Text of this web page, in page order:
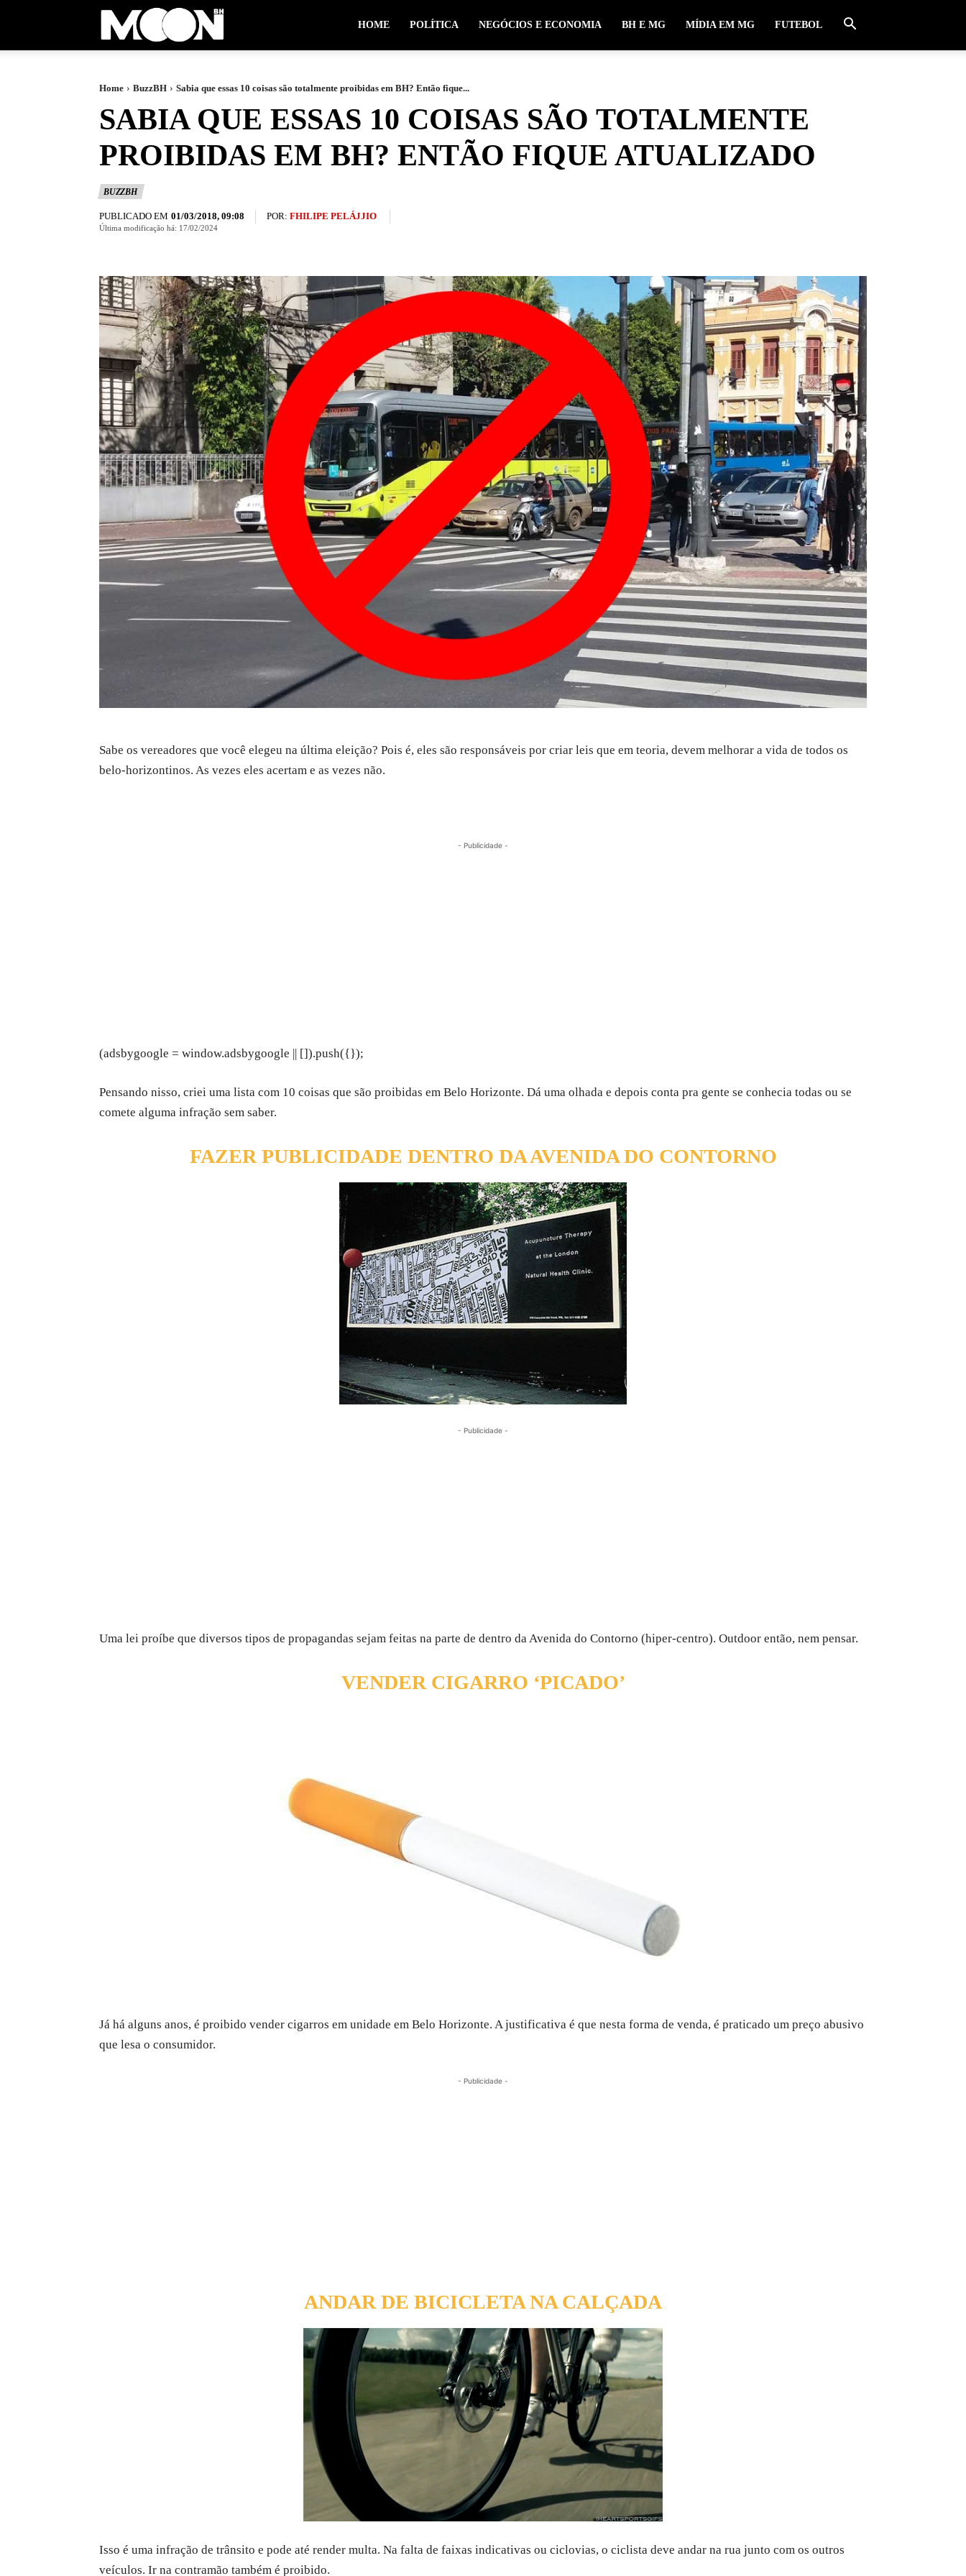
HOME POLÍTICA NEGÓCIOS E ECONOMIA BH E MG MÍDIA EM MG FUTEBOL
Home BuzzBH Sabia que essas 10 coisas são totalmente proibidas em BH? Então fique...
SABIA QUE ESSAS 10 COISAS SÃO TOTALMENTE
PROIBIDAS EM BH? ENTÃO FIQUE ATUALIZADO
BUZZBH
PUBLICADO EM 01/03/2018, 09:08 POR: FHILIPE PELÁJJIO
Última modificação há: 17/02/2024
Sabe os vereadores que você elegeu na última eleição? Pois é, eles são responsáveis por criar leis que em teoria, devem melhorar a vida de todos os
belo-horizontinos. As vezes eles acertam e as vezes não.
- Publicidade -
(adsbygoogle = window.adsbygoogle || []).push({});
Pensando nisso, criei uma lista com 10 coisas que são proibidas em Belo Horizonte. Dá uma olhada e depois conta pra gente se conhecia todas ou se
comete alguma infração sem saber.
FAZER PUBLICIDADE DENTRO DA AVENIDA DO CONTORNO
- Publicidade -
Uma lei proíbe que diversos tipos de propagandas sejam feitas na parte de dentro da Avenida do Contorno (hiper-centro). Outdoor então, nem pensar.
VENDER CIGARRO ‘PICADO’
Já há alguns anos, é proibido vender cigarros em unidade em Belo Horizonte. A justificativa é que nesta forma de venda, é praticado um preço abusivo
que lesa o consumidor.
- Publicidade -
ANDAR DE BICICLETA NA CALÇADA
Isso é uma infração de trânsito e pode até render multa. Na falta de faixas indicativas ou ciclovias, o ciclista deve andar na rua junto com os outros
veículos. Ir na contramão também é proibido.